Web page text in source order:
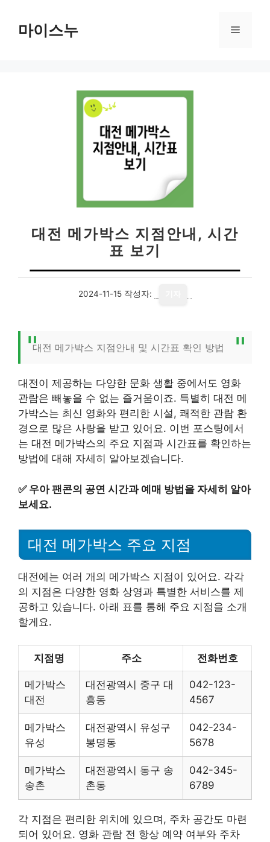
마이스누 메
대전 메가박스 지점안내, 시간
표 보기
2024-11-15 작성자:
대전 메가박스 지점안내 및 시간표 확인 방법
대전이 제공하는 다양한 문화 생활 중에서도 영화
관람은 빼놓을 수 없는 즐거움이죠. 특별히 대전 메
가박스는 최신 영화와 편리한 시설, 쾌적한 관람 환
경으로 많은 사랑을 받고 있어요. 이번 포스팅에서
는 대전 메가박스의 주요 지점과 시간표를 확인하는
방법에 대해 자세히 알아보겠습니다.
✅ 우아 팬콘의 공연 시간과 예매 방법을 자세히 알아
보세요.
대전 메가박스 주요 지점
대전에는 여러 개의 메가박스 지점이 있어요. 각각
의 지점은 다양한 영화 상영과 특별한 서비스를 제
공하고 있습니다. 아래 표를 통해 주요 지점을 소개
할게요.
지점명 주소 전화번호
메가박스
대전
대전광역시 중구 대
흥동
042-123-
4567
메가박스
유성
대전광역시 유성구
봉명동
042-234-
5678
메가박스
송촌
대전광역시 동구 송
촌동
042-345-
6789
각 지점은 편리한 위치에 있으며, 주차 공간도 마련
되어 있어요. 영화 관람 전 항상 예약 여부와 주차